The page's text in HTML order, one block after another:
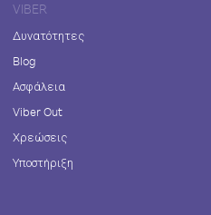
VIBER
Δυνατότητες
Blog
Ασφάλεια
Viber Out
Χρεώσεις
Υποστήριξη